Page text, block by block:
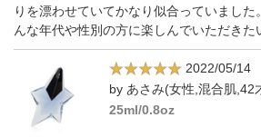
りを漂わせていてかなり似合っていまし
んな年代や性別の方に楽しんでいただきた
2022/05/14
by あさみ(女性,混合肌,42
25ml/0.8oz